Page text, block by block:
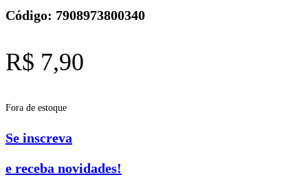
Código: 7908973800340
R$ 7,90
Fora de estoque
Se inscreva
e receba novidades!